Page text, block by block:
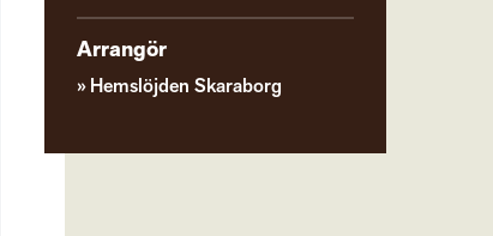
Arrangör
Hemslöjden Skaraborg